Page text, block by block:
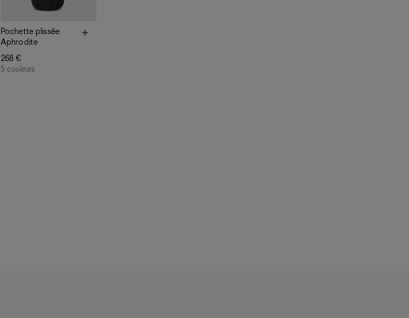
Pochette plissée
Aphrodite
268 €
5 couleurs